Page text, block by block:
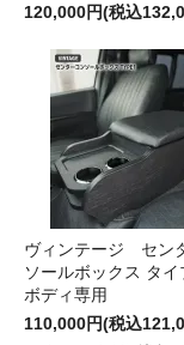
120,000円(税込
ヴィンテージ セン
ソールボックス タ
ボディ専用
110,000円(税込